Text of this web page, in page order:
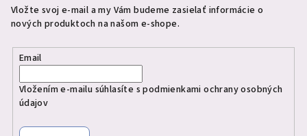
Vložte svoj e-mail a my Vám budeme zasielať informácie o
nových produktoch na našom e-shope.
Email
Vložením e-mailu súhlasíte spodmienkami ochrany osobných
údajov